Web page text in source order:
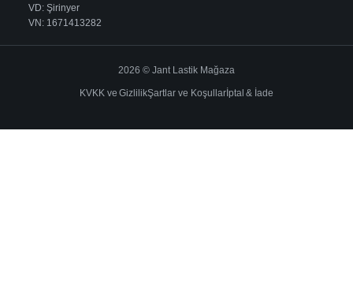
VD: Şirinyer
VN: 1671413282
2026 © Jant Lastik Mağaza
KVKK ve GizlilikŞartlar ve Koşullarİptal & İade